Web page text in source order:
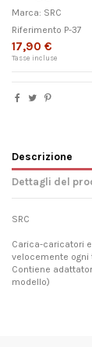
Marca: SRC
Riferimento P-37
17,90 €
Tasse incluse
Descrizione
Dettagli del
SRC
Carica-caricatori
velocemente ogni
Contiene
modello)